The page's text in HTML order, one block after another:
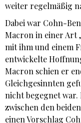
weiter regelmäßig
Dabei war Cohn-
Macron in einer Art
mit ihm und einem
entwickelte
Macron schien er
Gleichgesinnten
nicht begegnet war.
zwischen den
einen Vorschlag